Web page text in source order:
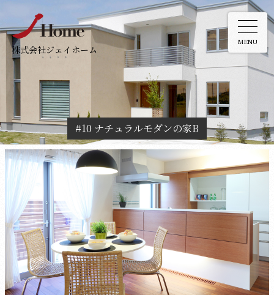
株式会社ジェイホーム
MENU
#10 ナチュラルモダンの家B